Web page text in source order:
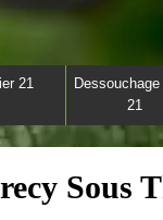
21
Dessouchage
21
Sous